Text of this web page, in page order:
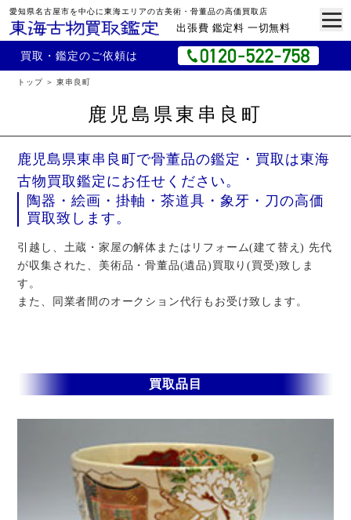
愛知県名古屋市を中心に東海エリアの古美術・骨董品の高価買取店
出張費 鑑定料 一切無料
買取・鑑定のご依頼は
トップ 東串良町
鹿児島県東串良町
鹿児島県東串良町で骨董品の鑑定・買取は東海
古物買取鑑定にお任せください。
陶器・絵画・掛軸・茶道具・象牙・刀の高価
買取致します。
引越し、土蔵・家屋の解体またはリフォーム(建て替え) 先代
が収集された、美術品・骨董品(遺品)買取り(買受)致しま
す。
また、同業者間のオークション代行もお受け致します。
買取品目